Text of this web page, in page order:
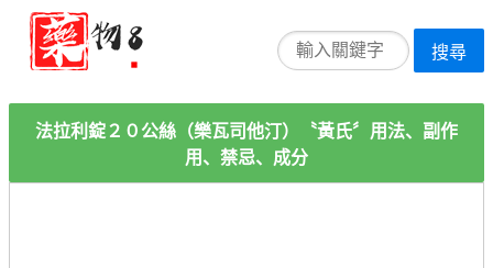
搜尋
法拉利錠２０公絲（樂瓦司他汀）〝黃氏〞用法、副作
用、禁忌、成分